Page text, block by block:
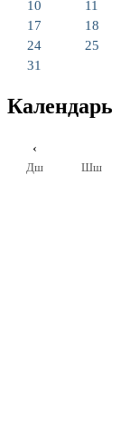
10
11
17
18
24
25
31
Календарь
‹
Дш Шш